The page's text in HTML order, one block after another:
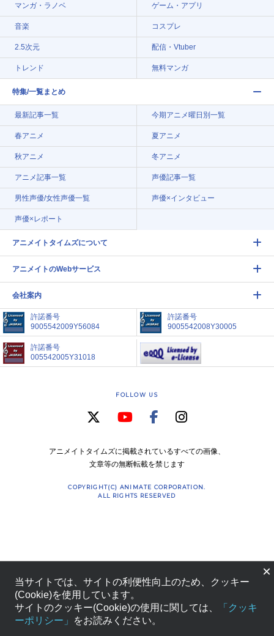
マンガ・ラノベ ゲーム・アプリ
音楽 コスプレ
2.5次元 配信・Vtuber
トレンド 無料マンガ
特集/一覧まとめ
最新記事一覧 今期アニメ曜日別一覧
春アニメ 夏アニメ
秋アニメ 冬アニメ
アニメ記事一覧 声優記事一覧
男性声優/女性声優一覧 声優×インタビュー
声優×レポート
アニメイトタイムズについて
アニメイトのWebサービス
会社案内
許諾番号
9005542009Y56084
許諾番号
9005542008Y30005
許諾番号
005542005Y31018
FOLLOW US
アニメイトタイムズに掲載されているすべての画像、
文章等の無断転載を禁じます
COPYRIGHT(C) ANIMATE CORPORATION.
ALL RIGHTS RESERVED
×
当サイトでは、サイトの利便性向上のため、クッキー
(Cookie)を使用しています。
サイトのクッキー(Cookie)の使用に関しては、
「クッキ
ーポリシー」
をお読みください。